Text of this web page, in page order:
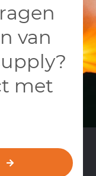
van
met